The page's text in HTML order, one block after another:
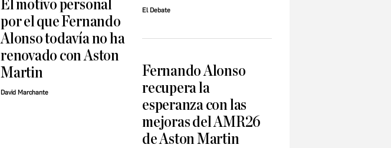
El motivo personal
por el que Fernando
Alonso todavía no ha
renovado con Aston
Martin
David Marchante
El Debate
Fernando Alonso
recupera la
esperanza con las
mejoras del AMR26
de Aston Martin